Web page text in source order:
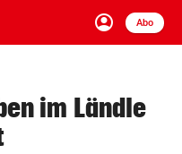
account_circle
Anmelden
Abo
close Schließen
im Ländle